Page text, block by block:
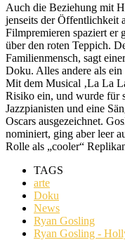
Auch die Beziehung mit
jenseits der Öffentlichkeit
Filmpremieren spaziert er
über den roten Teppich.
Familienmensch, sagt
Doku. Alles andere als ein
Mit dem Musical ‚La La
Risiko ein, und wurde für
Jazzpianisten und eine
Oscars ausgezeichnet.
nominiert, ging aber leer
Rolle als „cooler“
TAGS
arte
Doku
News
Ryan Gosling
Ryan Gosling -